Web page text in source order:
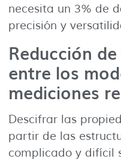
necesita un 3% de
precisión y
Reducción
entre los
mediciones
Descifrar las
partir de las
complicado y difícil